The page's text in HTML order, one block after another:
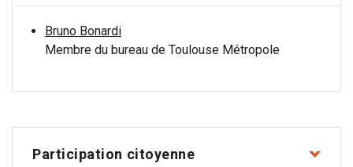
Bruno Bonardi
Membre du bureau de Toulouse Métropole
Participation citoyenne